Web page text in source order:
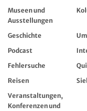
Museen und
Ausstellungen
Geschichte
Podcast
Fehlersuche
Reisen
Veranstaltungen,
Konferenzen und